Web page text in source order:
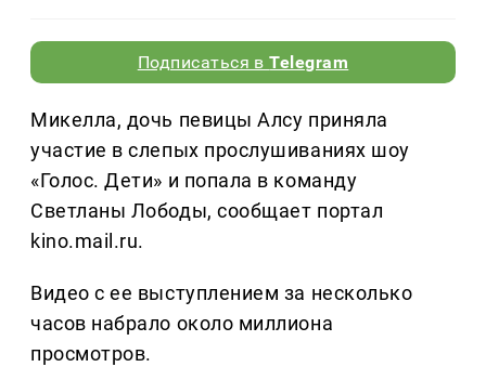
Подписаться вTelegram
Микелла, дочь певицы Алсу приняла
участие в слепых прослушиваниях шоу
«Голос. Дети» и попала в команду
Светланы Лободы, сообщает портал
kino.mail.ru.
Видео с ее выступлением за несколько
часов набрало около миллиона
просмотров.